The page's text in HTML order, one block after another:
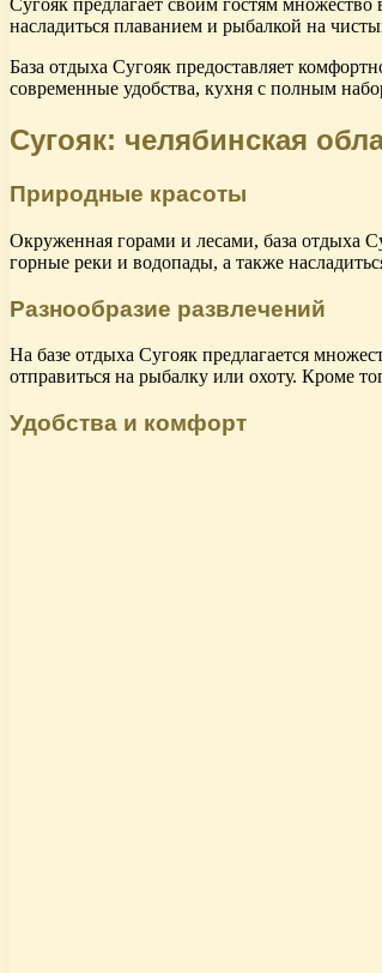
Сугояк предлагает своим гостям
насладиться плаванием и рыбалкой на
База отдыха Сугояк предоставляет
современные удобства, кухня с полным
Сугояк: челябинская
Природные красоты
Окруженная горами и лесами, база отдыха
горные реки и водопады, а также
Разнообразие развлечений
На базе отдыха Сугояк предлагается
отправиться на рыбалку или охоту. Кроме
Удобства и комфорт